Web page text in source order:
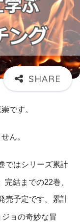
です。
ん。
ではシリーズ累計
完結までの22巻、
売予定です。累計
ョの奇妙な冒